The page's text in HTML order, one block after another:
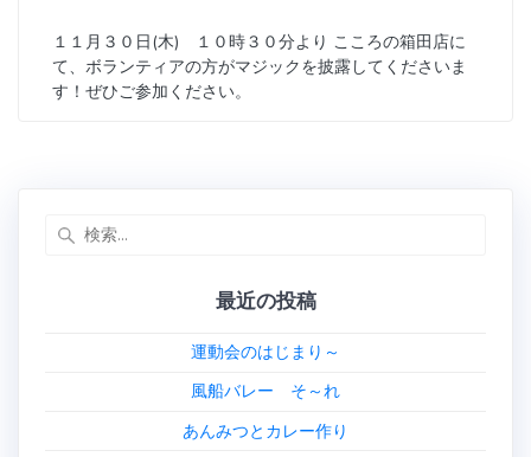
１１月３０日(木) １０時３０分より こころの箱田店に
て、ボランティアの方がマジックを披露してくださいま
す！ぜひご参加ください。
最近の投稿
運動会のはじまり～
風船バレー そ～れ
あんみつとカレー作り